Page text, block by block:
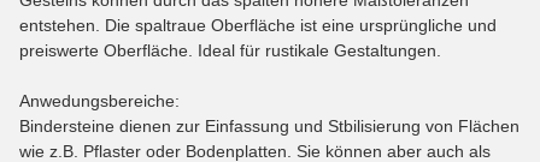
entstehen. Die spaltraue Oberfläche ist eine ursprüngliche und
preiswerte Oberfläche. Ideal für rustikale Gestaltungen.
Anwedungsbereiche:
Bindersteine dienen zur Einfassung und Stbilisierung von Flächen
wie z.B. Pflaster oder Bodenplatten. Sie können aber auch als